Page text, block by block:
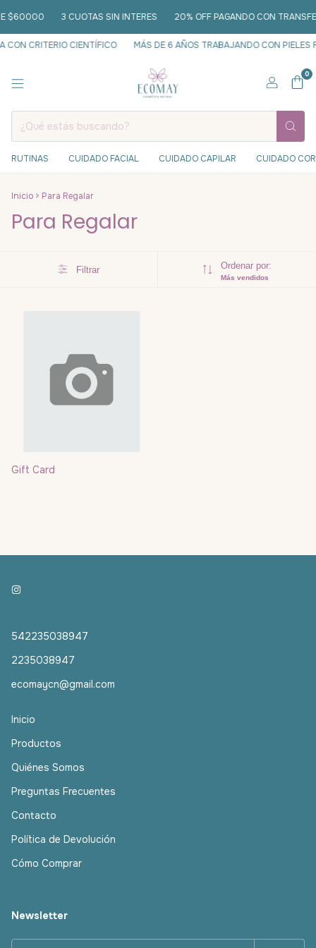
$60000 3 CUOTAS SIN INTERES 20% OFF PAGANDO CON
CON CRITERIO CIENTÍFICO MÁS DE 6 AÑOS TRABAJANDO CON PIELES
0
RUTINAS CUIDADO FACIAL CUIDADO CAPILAR CUIDADO
Inicio > Para Regalar
Para Regalar
Filtrar Ordenar por:
Más vendidos
Gift Card
542235038947
2235038947
ecomaycn@gmail.com
Inicio
Productos
Quiénes Somos
Preguntas Frecuentes
Contacto
Política de Devolución
Cómo Comprar
Newsletter